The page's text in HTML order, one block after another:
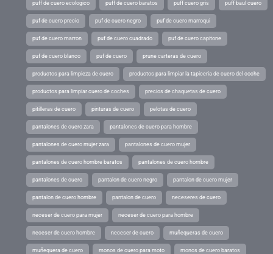
puff de cuero ecologico puff de cuero baratos puff cuero gris puff baul cuero
puf de cuero precio puf de cuero negro puf de cuero marroqui
puf de cuero marron puf de cuero cuadrado puf de cuero capitone
puf de cuero blanco puf de cuero prune carteras de cuero
productos para limpieza de cuero productos para limpiar la tapiceria de cuero del coche
productos para limpiar cuero de coches precios de chaquetas de cuero
pitilleras de cuero pinturas de cuero pelotas de cuero
pantalones de cuero zara pantalones de cuero para hombre
pantalones de cuero mujer zara pantalones de cuero mujer
pantalones de cuero hombre baratos pantalones de cuero hombre
pantalones de cuero pantalon de cuero negro pantalon de cuero mujer
pantalon de cuero hombre pantalon de cuero neceseres de cuero
neceser de cuero para mujer neceser de cuero para hombre
neceser de cuero hombre neceser de cuero muñequeras de cuero
muñequera de cuero monos de cuero para moto monos de cuero baratos